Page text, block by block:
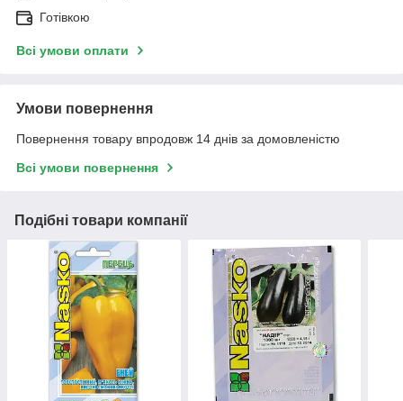
Готівкою
Всі умови оплати
Умови повернення
Повернення товару впродовж 14 днів за домовленістю
Всі умови повернення
Подібні товари компанії